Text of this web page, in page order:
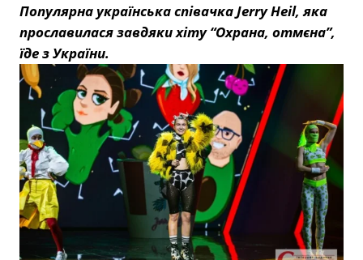
Популярна українська співачка Jerry Heil, яка
прославилася завдяки хіту “Охрана, отмєна”,
їде з України.